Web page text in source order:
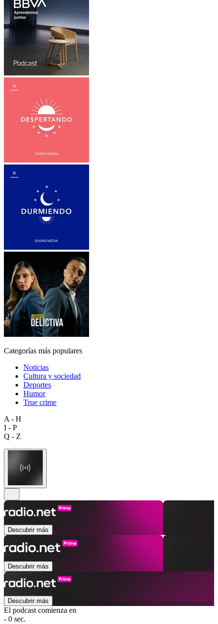
Categorías más populares
Noticias
Cultura y sociedad
Deportes
Humor
True crime
A - H
I - P
Q - Z
Descubrir más
Descubrir más
Descubrir más
El podcast comienza en
- 0 sec.